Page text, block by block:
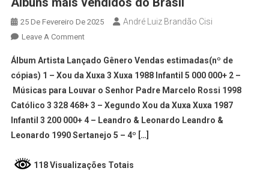
25 De Fevereiro De 2025 André Luiz Brandão Cisi
Leave A Comment
Álbum Artista Lançado Gênero Vendas estimadas(nº de
cópias) 1 – Xou da Xuxa 3 Xuxa 1988 Infantil 5 000 000+ 2 –
Músicas para Louvar o Senhor Padre Marcelo Rossi 1998
Católico 3 328 468+ 3 – Xegundo Xou da Xuxa Xuxa 1987
Infantil 3 200 000+ 4 – Leandro & Leonardo Leandro &
Leonardo 1990 Sertanejo 5 – 4º […]
118 Visualizações Totais